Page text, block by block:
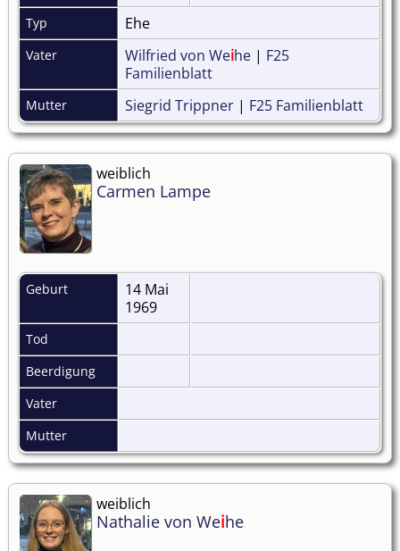
Typ
Ehe
Vater Wilfried von Weihe | F25
Familienblatt
Mutter Siegrid Trippner | F25 Familienblatt
weiblich
Carmen Lampe
Geburt
14 Mai
1969
Tod
Beerdigung
Vater
Mutter
weiblich
Nathalie von Weihe